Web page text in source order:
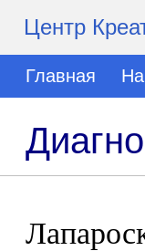
Центр
Главная